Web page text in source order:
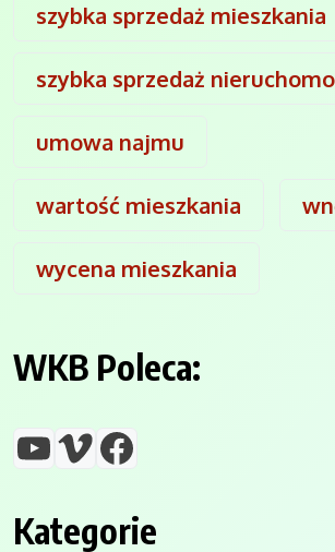
szybka sprzedaż mieszkania
szybka sprzedaż
umowa najmu
wartość mieszkania
wycena mieszkania
WKB Poleca:
YouTube
VimeoFacebook
Kategorie